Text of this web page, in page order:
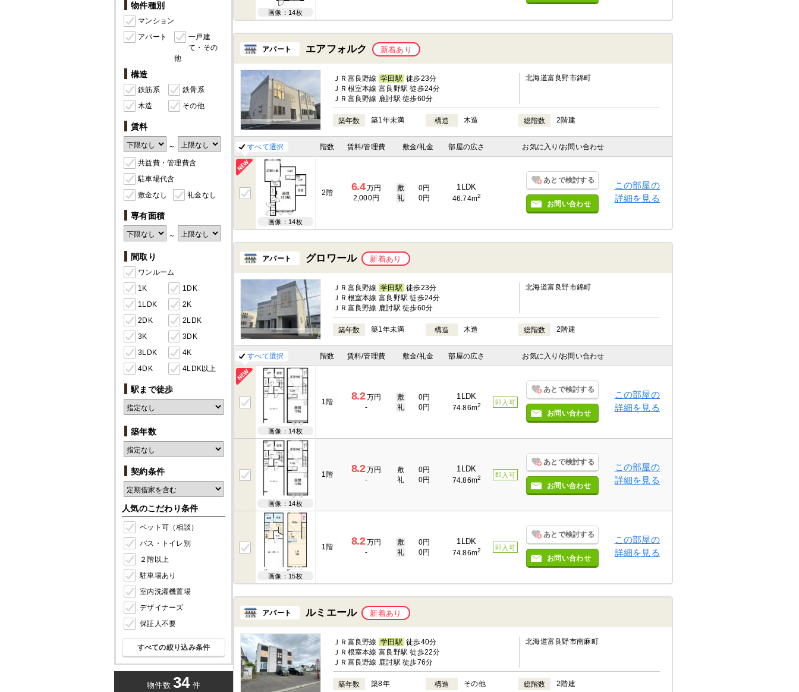
物件種別
マンション
アパート
一戸建
て・その
他
構造
鉄筋系
鉄骨系
木造
その他
賃料
～
共益費・管理費含
駐車場代含
敷金なし
礼金なし
専有面積
～
間取り
ワンルーム
1K
1DK
1LDK
2K
2DK
2LDK
3K
3DK
3LDK
4K
4DK
4LDK以上
駅まで徒歩
築年数
契約条件
人気のこだわり条件
ペット可（相談）
バス・トイレ別
２階以上
駐車場あり
室内洗濯機置場
デザイナーズ
保証人不要
すべての絞り込み条件
物件数 34 件
画像：14枚
アパート エアフォルク 新着あり
ＪＲ富良野線 学田駅 徒歩23分
ＪＲ根室本線 富良野駅 徒歩24分
ＪＲ富良野線 鹿討駅 徒歩60分
北海道富良野市錦町
築年数 築1年未満 構造 木造 総階数 2階建
すべて選択 階数 賃料/管理費 敷金/礼金 部屋の広さ お気に入り /お問い合わせ
画像：14枚
2階 6.4万円
2,000円
敷
0円
礼
0円
1LDK
46.74m2
あとで検討する
お問い合わせ
この部屋の
詳細を見る
アパート グロワール 新着あり
ＪＲ富良野線 学田駅 徒歩23分
ＪＲ根室本線 富良野駅 徒歩24分
ＪＲ富良野線 鹿討駅 徒歩60分
北海道富良野市錦町
築年数 築1年未満 構造 木造 総階数 2階建
すべて選択 階数 賃料/管理費 敷金/礼金 部屋の広さ お気に入り /お問い合わせ
画像：14枚
1階 8.2万円
-
敷
0円
礼
0円
1LDK
74.86m2 即入可
あとで検討する
お問い合わせ
この部屋の
詳細を見る
画像：14枚
1階 8.2万円
-
敷
0円
礼
0円
1LDK
74.86m2 即入可
あとで検討する
お問い合わせ
この部屋の
詳細を見る
画像：15枚
1階 8.2万円
-
敷
0円
礼
0円
1LDK
74.86m2 即入可
あとで検討する
お問い合わせ
この部屋の
詳細を見る
アパート ルミエール 新着あり
ＪＲ富良野線 学田駅 徒歩40分
ＪＲ根室本線 富良野駅 徒歩22分
ＪＲ富良野線 鹿討駅 徒歩76分
北海道富良野市南麻町
築年数 築8年 構造 その他 総階数 2階建